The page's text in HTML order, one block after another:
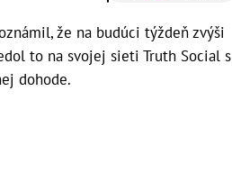
že na budúci týždeň zvýši
to na svojej sieti Truth Social s
dohode.